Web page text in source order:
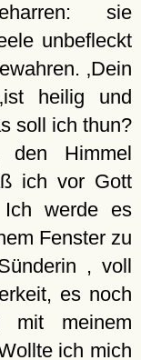
sie
unbefleckt
Dein
ist heilig und
soll ich thun?
den Himmel
ich vor Gott
werde es
Fenster zu
, voll
es noch
mit meinem
ich mich